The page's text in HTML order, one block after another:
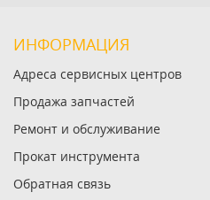
ИНФОРМАЦИЯ
Адреса сервисных центров
Продажа запчастей
Ремонт и обслуживание
Прокат инструмента
Обратная связь